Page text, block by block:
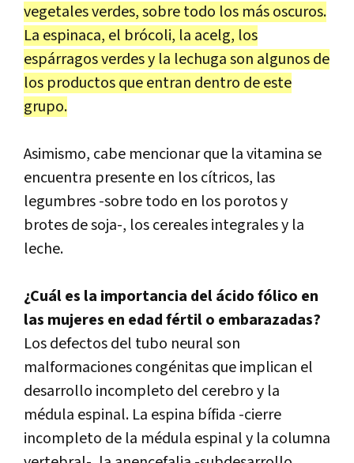
vegetales verdes, sobre todo los más oscuros.
La espinaca, el brócoli, la acelg, los
espárragos verdes y la lechuga son algunos de
los productos que entran dentro de este
grupo.
Asimismo, cabe mencionar que la vitamina se
encuentra presente en los cítricos, las
legumbres -sobre todo en los porotos y
brotes de soja-, los cereales integrales y la
leche.
¿Cuál es la importancia del ácido fólico en
las mujeres en edad fértil o embarazadas?
Los defectos del tubo neural son
malformaciones congénitas que implican el
desarrollo incompleto del cerebro y la
médula espinal. La espina bífida -cierre
incompleto de la médula espinal y la columna